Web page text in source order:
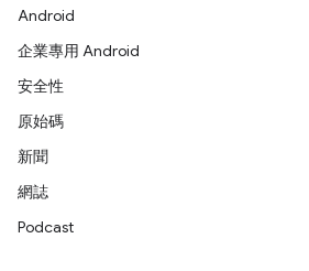
Android
企業專用 Android
安全性
原始碼
新聞
網誌
Podcast